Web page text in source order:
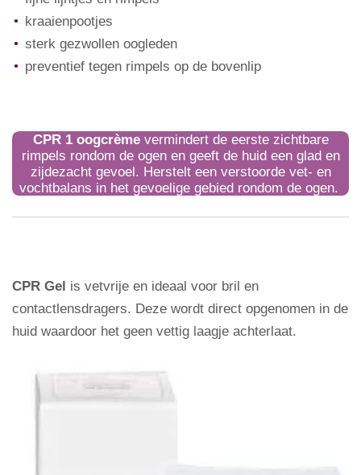
kraaienpootjes
sterk gezwollen oogleden
preventief tegen rimpels op de bovenlip
CPR 1 oogcrèmevermindert de eerste zichtbare
rimpels rondom de ogen en geeft de huid een glad en
zijdezacht gevoel. Herstelt een verstoorde vet- en
vochtbalans in het gevoelige gebied rondom de ogen.
CPR Gel is vetvrije en ideaal voor bril en
contactlensdragers. Deze wordt direct opgenomen in de
huid waardoor het geen vettig laagje achterlaat.